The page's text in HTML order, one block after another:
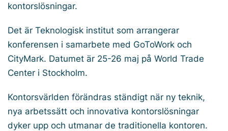
kontorslösningar.
Det är Teknologisk institut som arrangerar
konferensen i samarbete med GoToWork och
CityMark. Datumet är 25-26 maj på World Trade
Center i Stockholm.
Kontorsvärlden förändras ständigt när ny teknik,
nya arbetssätt och innovativa kontorslösningar
dyker upp och utmanar de traditionella kontoren.